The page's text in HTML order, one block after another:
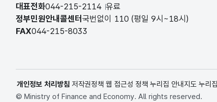
대표전화044-215-2114 유료
정부민원안내콜센터 국번없이 110 (평일 9시~18시)
FAX044-215-8033
개인정보 처리방침 저작권정책 웹 접근성 정책 누리집 안내지도 누리
© Ministry of Finance and Economy. All rights reserved.